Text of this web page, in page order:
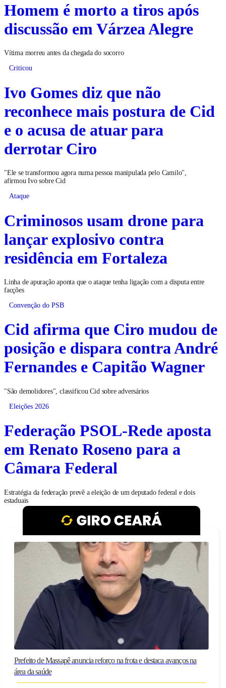
Homem é morto a tiros após
discussão em Várzea Alegre
Vítima morreu antes da chegada do socorro
Criticou
Ivo Gomes diz que não
reconhece mais postura de Cid
e o acusa de atuar para
derrotar Ciro
"Ele se transformou agora numa pessoa manipulada pelo Camilo",
afirmou Ivo sobre Cid
Ataque
Criminosos usam drone para
lançar explosivo contra
residência em Fortaleza
Linha de apuração aponta que o ataque tenha ligação com a disputa entre
facções
Convenção do PSB
Cid afirma que Ciro mudou de
posição e dispara contra André
Fernandes e Capitão Wagner
"São demolidores", classificou Cid sobre adversários
Eleições 2026
Federação PSOL-Rede aposta
em Renato Roseno para a
Câmara Federal
Estratégia da federação prevê a eleição de um deputado federal e dois
estaduais
Prefeito de Massapê anuncia reforço na frota e destaca avanços na
área da saúde